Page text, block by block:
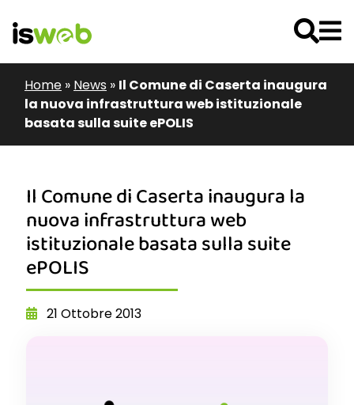
Home » News » Il Comune di Caserta inaugura
la nuova infrastruttura web istituzionale
basata sulla suite ePOLIS
Il Comune di Caserta inaugura la
nuova infrastruttura web
istituzionale basata sulla suite
ePOLIS
21 Ottobre 2013